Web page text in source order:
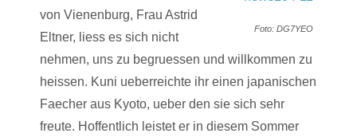
Foto: DG7YEO
von Vienenburg, Frau Astrid
Eltner, liess es sich nicht
nehmen, uns zu begruessen und willkommen zu
heissen. Kuni ueberreichte ihr einen japanischen
Faecher aus Kyoto, ueber den sie sich sehr
freute. Hoffentlich leistet er in diesem Sommer